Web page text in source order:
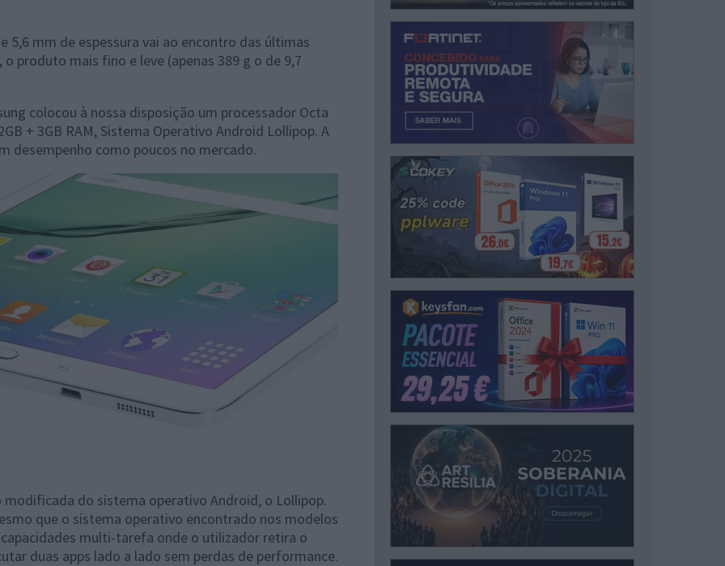
mm de espessura vai ao encontro das últimas
produto mais fino e leve (apenas 389 g o de 9,7
colocou à nossa disposição um processador Octa
+ 3GB RAM, Sistema Operativo Android Lollipop. A
desempenho como poucos no mercado.
modificada do sistema operativo Android, o Lollipop.
que o sistema operativo encontrado nos modelos
multi-tarefa onde o utilizador retira o
duas apps lado a lado sem perdas de performance.